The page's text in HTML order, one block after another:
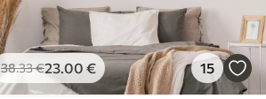
38.33€23.00 € 15